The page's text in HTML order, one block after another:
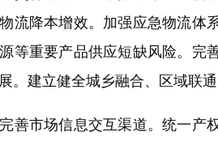
流降本增效。加强应急物流体
等重要产品供应短缺风险。完
。建立健全城乡融合、区域联
市场信息交互渠道。统一产权